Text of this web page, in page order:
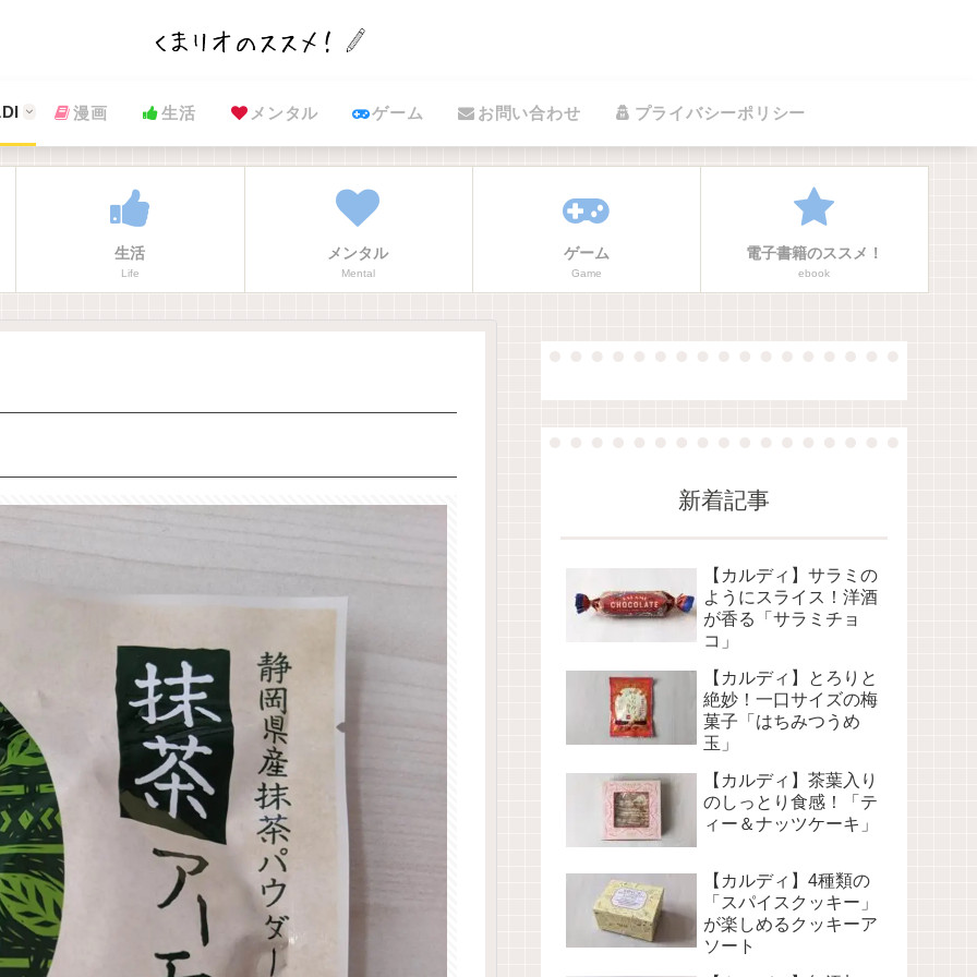
漫画 生活 メンタル ゲーム お問い合わせ プライバシーポリシー
生活
Life
メンタル
Mental
ゲーム
Game
電子書籍のススメ！
ebook
新着記事
【カルディ】サラミの
ようにスライス！洋酒
が香る「サラミチョ
コ」
【カルディ】とろりと
絶妙！一口サイズの梅
菓子「はちみつうめ
玉」
【カルディ】茶葉入り
のしっとり食感！「テ
ィー＆ナッツケーキ」
【カルディ】4種類の
「スパイスクッキー」
が楽しめるクッキーア
ソート